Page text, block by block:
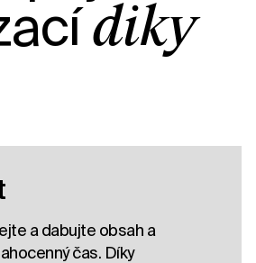
díky
a dabujte obsah a
čas. Díky